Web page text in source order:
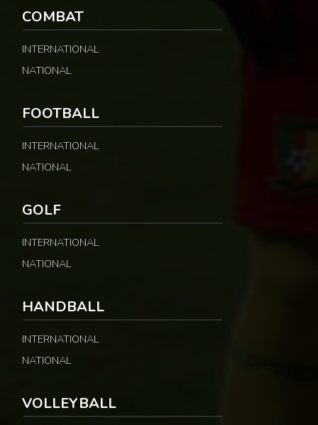
COMBAT
INTERNATIONAL
NATIONAL
FOOTBALL
INTERNATIONAL
NATIONAL
GOLF
INTERNATIONAL
NATIONAL
HANDBALL
INTERNATIONAL
NATIONAL
VOLLEYBALL